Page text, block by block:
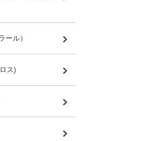
ール）
ス)